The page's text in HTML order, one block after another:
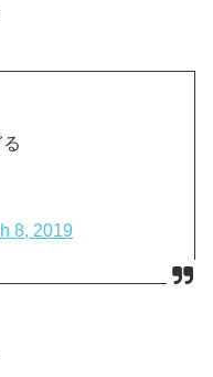
8, 2019